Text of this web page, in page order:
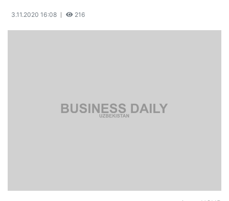
3.11.2020 16:08 216